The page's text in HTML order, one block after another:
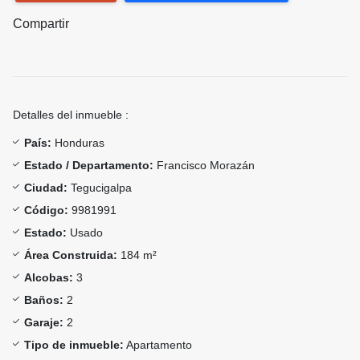
Compartir
Detalles del inmueble :
País: Honduras
Estado / Departamento: Francisco Morazán
Ciudad: Tegucigalpa
Código: 9981991
Estado: Usado
Área Construida: 184 m²
Alcobas: 3
Baños: 2
Garaje: 2
Tipo de inmueble: Apartamento